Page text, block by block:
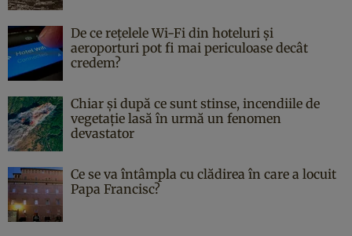
De ce rețelele Wi-Fi din hoteluri și
aeroporturi pot fi mai periculoase decât
credem?
Chiar și după ce sunt stinse, incendiile de
vegetație lasă în urmă un fenomen
devastator
Ce se va întâmpla cu clădirea în care a locuit
Papa Francisc?